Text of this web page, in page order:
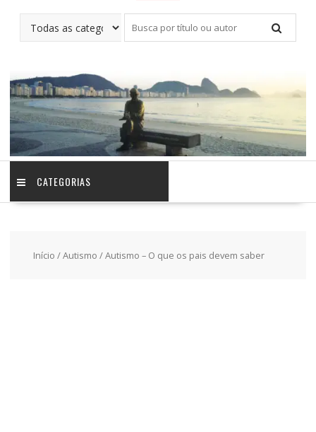
CATEGORIAS
Início /Autismo / Autismo – O que os pais devem saber